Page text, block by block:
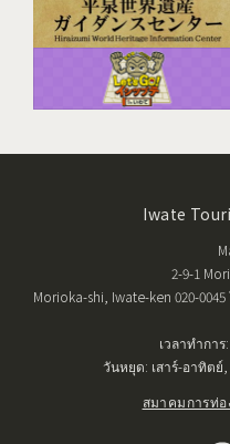
Iwate
2-9-1
Morioka-shi, Iwate-ken 020-
เวลาทำการ
วันหยุด: เสาร์-อาทิต
สมาคมการท่อ